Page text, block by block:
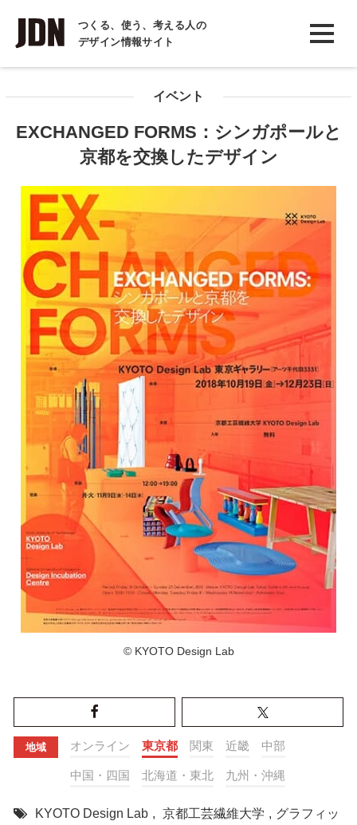
つくる、使う、考える人の
デザイン情報サイト
INTERVIEW
インタビュー
COLUMN
イベント
EXCHANGED FORMS：シンガポールと
京都を交換したデザイン
© KYOTO Design Lab
地域 オンライン 東京都 関東 近畿 中部
中国・四国 北海道・東北 九州・沖縄
KYOTO Design Lab , 京都工芸繊維大学 , グラフィッ